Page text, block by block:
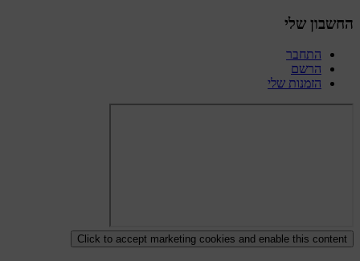
החשבון שלי
התחבר
הרשם
הזמנות שלי
Click to accept marketing cookies and enable this content